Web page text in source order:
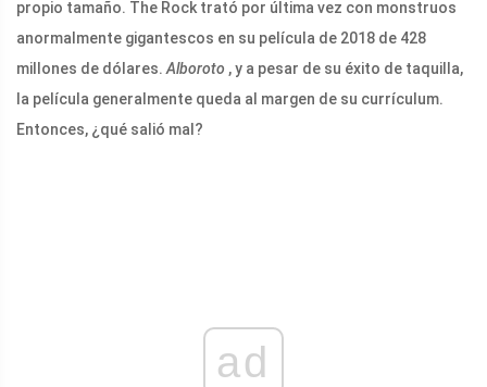
propio tamaño. The Rock trató por última vez con monstruos
anormalmente gigantescos en su película de 2018 de 428
millones de dólares.Alboroto , y a pesar de su éxito de taquilla,
la película generalmente queda al margen de su currículum.
Entonces, ¿qué salió mal?
ad